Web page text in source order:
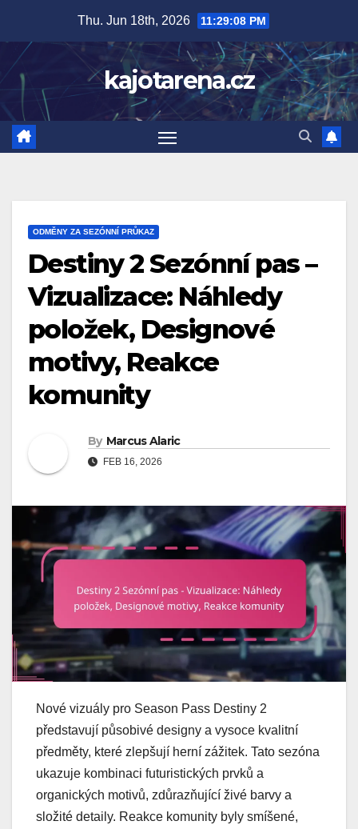
content
Thu. Jun 18th, 2026 11:29:09 PM
kajotarena.cz
ODMĚNY ZA SEZÓNNÍ PRŮKAZ
Destiny 2 Sezónní pas –
Vizualizace: Náhledy
položek, Designové
motivy, Reakce
komunity
By Marcus Alaric
FEB 16, 2026
Nové vizuály pro Season Pass Destiny 2
představují působivé designy a vysoce kvalitní
předměty, které zlepšují herní zážitek. Tato sezóna
ukazuje kombinaci futuristických prvků a
organických motivů, zdůrazňující živé barvy a
složité detaily. Reakce komunity byly smíšené,